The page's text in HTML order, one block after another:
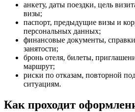
анкету, даты поездки, цель
визы;
паспорт, предыдущие визы и
персональных данных;
финансовые документы,
занятости;
бронь отеля, билеты,
маршрут;
риски по отказам, повторной
ситуациям.
Как проходит